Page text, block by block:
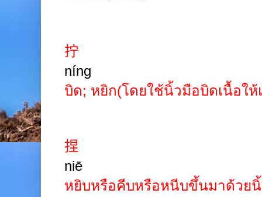
拧
níng
บิด; หยิก(โดยใช้นิ้วมือบิดเนื้อให้
捏
niē
หยิบหรือคีบหรือหนีบขึ้นมาด้วย